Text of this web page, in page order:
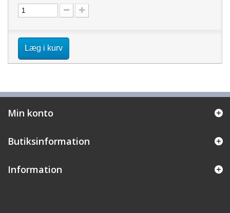
Læg i kurv
Min konto
Butiksinformation
Information